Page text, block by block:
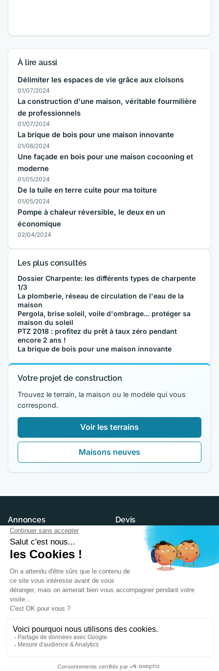
À lire aussi
Délimiter les espaces de vie grâce aux cloisons
01/07/2024
La construction d'une maison, véritable fourmilière
de professionnels
01/07/2024
La brique de bois pour une maison innovante
01/06/2024
Une façade en bois pour une maison cocooning et
moderne
01/05/2024
De la tuile en terre cuite pour ma toiture
01/05/2024
Pompe à chaleur réversible, le deux en un
économique
02/04/2024
Les plus consultés
Dossier Charpente: les différents types de charpente
1/3
La plomberie, réseau de circulation de l'eau de la
maison
Pergola, brise soleil, voile d'ombrage... protéger sa
maison du soleil
PTZ 2018 : profitez du prêt à taux zéro pendant
encore 2 ans !
La brique de bois pour une maison innovante
Votre projet de construction
Trouvez le terrain, la maison ou le modèle qui vous
correspond.
Voir les terrains
Maisons neuves
Annonces
Maisons neuves
Terrains à construire
Annuaire des constructeurs
Devis
Demander un devis
Trouver son constructeur
Conseils
PTZ
Maison écologique
CGU